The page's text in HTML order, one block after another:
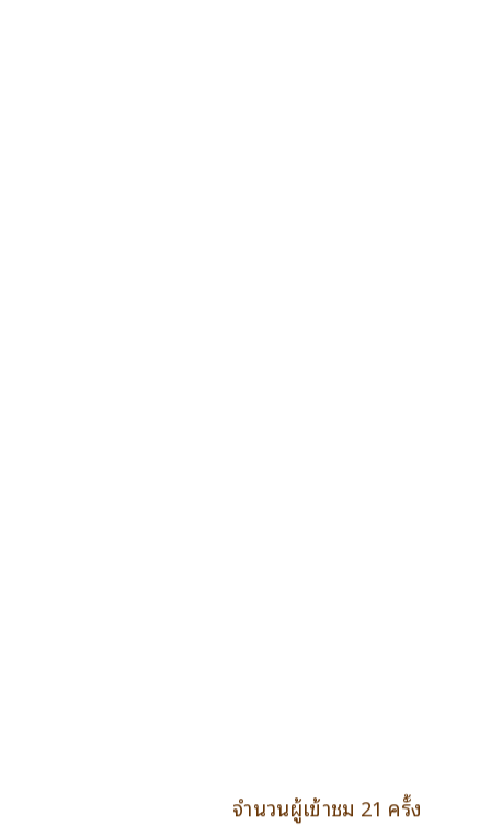
จำนวนผู้เข้าชม 21 ครั้ง